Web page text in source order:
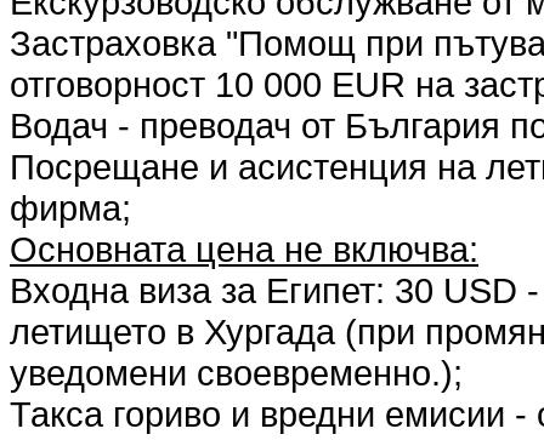
Застраховка "Помощ при
отговорност 10 000 EUR на
Водач - преводач от България
Посрещане и асистенция на
фирма;
Основната цена не включва:
Входна виза за Египет: 30
летището в Хургада (при
уведомени своевременно.);
Такса гориво и вредни емисии